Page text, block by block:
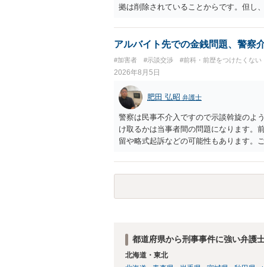
拠は削除されていることからです。但し
査段階では性的姿態等撮影罪の被疑事実
（最終的には不起訴ないし各都道府県の
アルバイト先での金銭問題、警察
#加害者 #示談交渉 #前科・前歴をつけたくない
2026年8月5日
肥田 弘昭 弁護士
警察は民事不介入ですので示談斡旋のよ
け取るかは当事者間の問題になります。
留や略式起訴などの可能性もあります。
都道府県から刑事事件に強い弁護
北海道・東北